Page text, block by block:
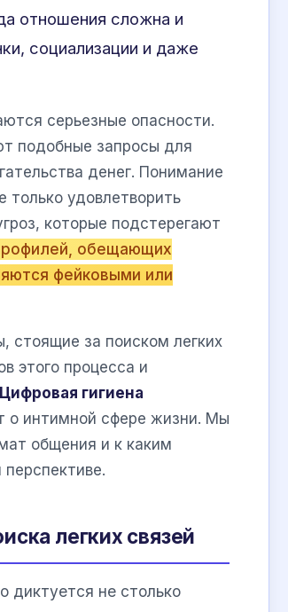
отношения сложна и
социализации и даже
серьезные опасности.
подобные запросы для
денег. Понимание
только удовлетворить
которые подстерегают
обещающих
фейковыми или
стоящие за поиском легких
этого процесса и
Цифровая гигиена
о интимной сфере жизни. Мы
общения и к каким
легких связей
диктуется не столько